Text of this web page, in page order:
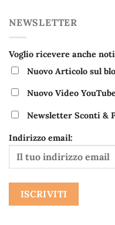
NEWSLETTER
Voglio ricevere anche
Nuovo Articolo sul
Nuovo Video
Newsletter Sconti &
Indirizzo email: